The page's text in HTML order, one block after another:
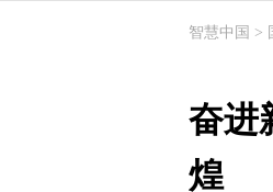
智慧中国 >
奋进
煌